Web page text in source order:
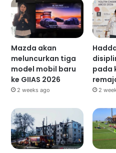
Mazda akan
meluncurkan tiga
model mobil baru
ke GIIAS 2026
2 weeks ago
pada
2